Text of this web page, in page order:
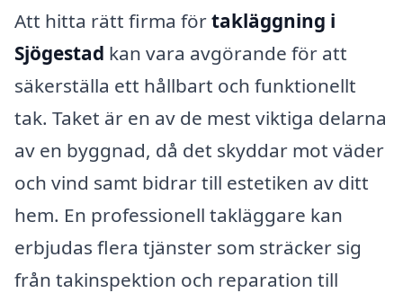
Att hitta rätt firma förtakläggning i
Sjögestad kan vara avgörande för att
säkerställa ett hållbart och funktionellt
tak. Taket är en av de mest viktiga delarna
av en byggnad, då det skyddar mot väder
och vind samt bidrar till estetiken av ditt
hem. En professionell takläggare kan
erbjudas flera tjänster som sträcker sig
från takinspektion och reparation till